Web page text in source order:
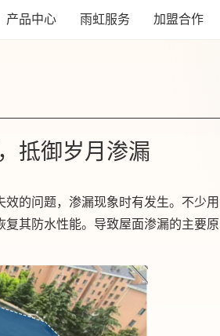
产品中心 雨虹服务 加盟合作
抵御岁月渗漏
的问题，渗漏现象时有发生。不少用
其防水性能。导致屋面渗漏的主要原